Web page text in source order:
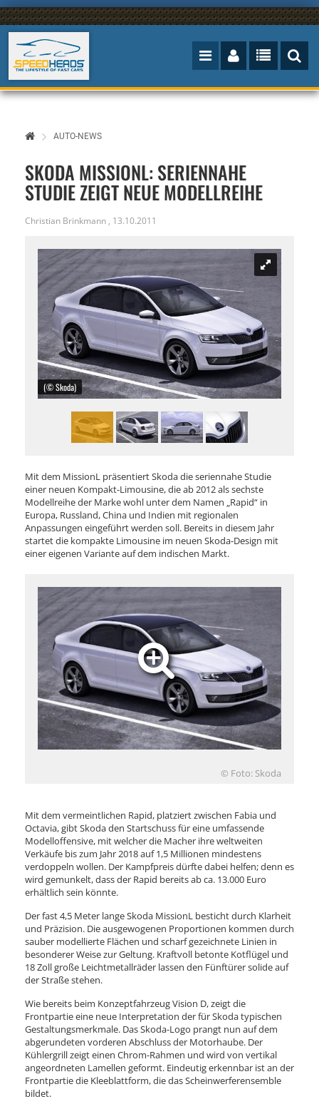
AUTO-NEWS
SKODA MISSIONL: SERIENNAHE
STUDIE ZEIGT NEUE MODELLREIHE
Christian Brinkmann , 13.10.2011
(© Skoda)
Mit dem MissionL präsentiert Skoda die seriennahe Studie
einer neuen Kompakt-Limousine, die ab 2012 als sechste
Modellreihe der Marke wohl unter dem Namen „Rapid“ in
Europa, Russland, China und Indien mit regionalen
Anpassungen eingeführt werden soll. Bereits in diesem Jahr
startet die kompakte Limousine im neuen Skoda-Design mit
einer eigenen Variante auf dem indischen Markt.
© Foto: Skoda
Mit dem vermeintlichen Rapid, platziert zwischen Fabia und
Octavia, gibt Skoda den Startschuss für eine umfassende
Modelloffensive, mit welcher die Macher ihre weltweiten
Verkäufe bis zum Jahr 2018 auf 1,5 Millionen mindestens
verdoppeln wollen. Der Kampfpreis dürfte dabei helfen; denn es
wird gemunkelt, dass der Rapid bereits ab ca. 13.000 Euro
erhältlich sein könnte.
Der fast 4,5 Meter lange Skoda MissionL besticht durch Klarheit
und Präzision. Die ausgewogenen Proportionen kommen durch
sauber modellierte Flächen und scharf gezeichnete Linien in
besonderer Weise zur Geltung. Kraftvoll betonte Kotflügel und
18 Zoll große Leichtmetallräder lassen den Fünftürer solide auf
der Straße stehen.
Wie bereits beim Konzeptfahrzeug Vision D, zeigt die
Frontpartie eine neue Interpretation der für Skoda typischen
Gestaltungsmerkmale. Das Skoda-Logo prangt nun auf dem
abgerundeten vorderen Abschluss der Motorhaube. Der
Kühlergrill zeigt einen Chrom-Rahmen und wird von vertikal
angeordneten Lamellen geformt. Eindeutig erkennbar ist an der
Frontpartie die Kleeblattform, die das Scheinwerferensemble
bildet.